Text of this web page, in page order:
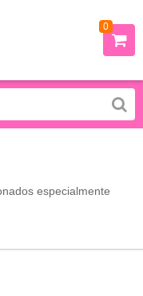
0
especialmente